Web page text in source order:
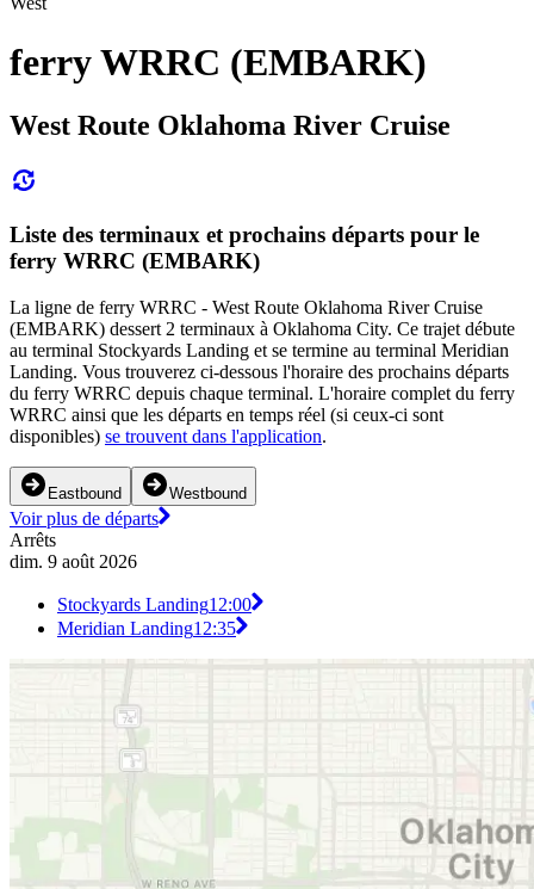
ferry WRRC (EMBARK)
West Route Oklahoma River Cruise
Liste des terminaux et prochains départs pour le
ferry WRRC (EMBARK)
La ligne de ferry WRRC - West Route Oklahoma River Cruise
(EMBARK) dessert 2 terminaux à Oklahoma City. Ce trajet débute
au terminal Stockyards Landing et se termine au terminal Meridian
Landing. Vous trouverez ci-dessous l'horaire des prochains départs
du ferry WRRC depuis chaque terminal. L'horaire complet du ferry
WRRC ainsi que les départs en temps réel (si ceux-ci sont
disponibles) se trouvent dans l'application.
Eastbound Westbound
Voir plus de départs
Arrêts
dim. 9 août 2026
Stockyards Landing12:00
Meridian Landing12:35